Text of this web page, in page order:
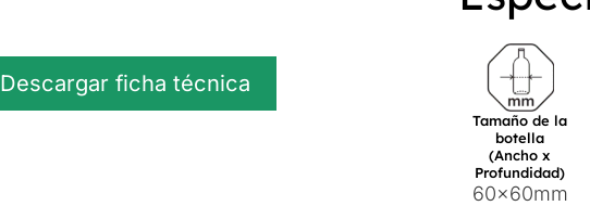
Descargar ficha técnica
Tamaño de la
botella
(Ancho x
Profundidad)
60x60mm